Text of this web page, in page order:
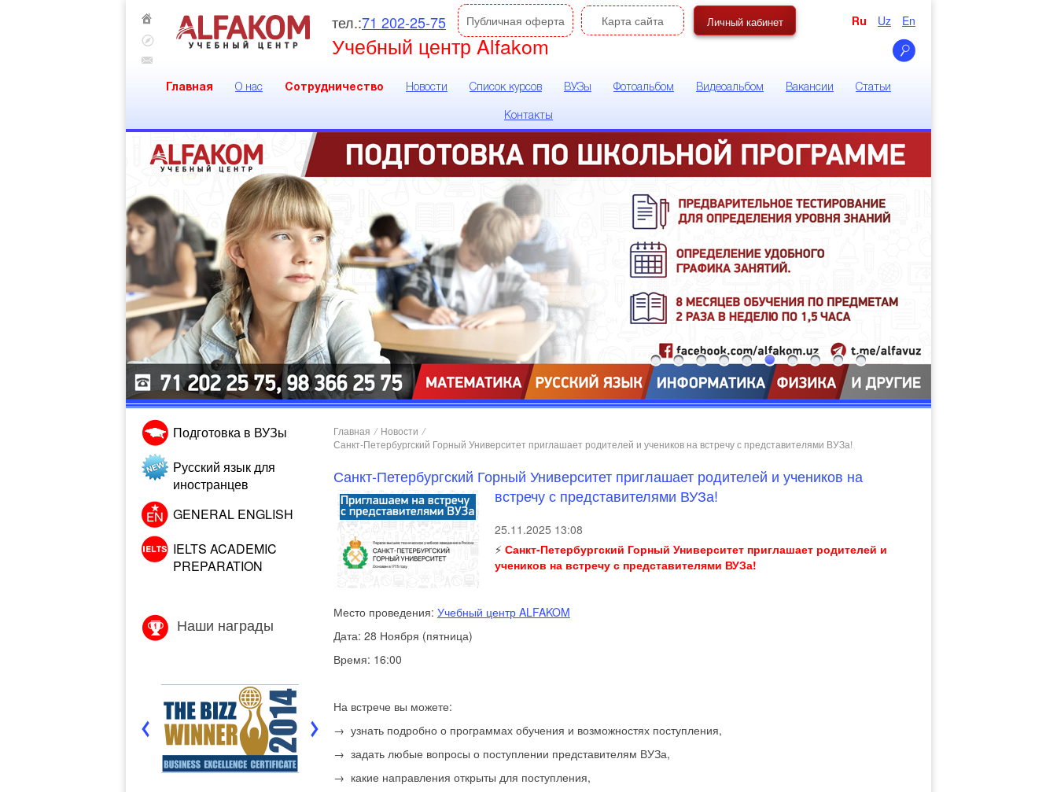
тел.:71 202-25-75 Публичная оферта
Учебный центр Alfakom
Карта сайта Личный кабинет Ru Uz En
Главная О нас Сотрудничество Новости Список курсов ВУЗы Фотоальбом Видеоальбом Вакансии Статьи
Контакты
Подготовка в ВУЗы
Русский язык для
иностранцев
GENERAL ENGLISH
IELTS ACADEMIC
PREPARATION
Наши награды
Главная / Новости /
Санкт-Петербургский Горный Университет приглашает родителей и учеников на встречу с представителями ВУЗа!
Санкт-Петербургский Горный Университет приглашает родителей и учеников на
встречу с представителями ВУЗа!
25.11.2025 13:08
⚡️ Санкт-Петербургский Горный Университет приглашает родителей и
учеников на встречу с представителями ВУЗа!
Место проведения: Учебный центр ALFAKOM
Дата: 28 Ноября (пятница)
Время: 16:00
На встрече вы можете:
→ узнать подробно о программах обучения и возможностях поступления,
→ задать любые вопросы о поступлении представителям ВУЗа,
→ какие направления открыты для поступления,